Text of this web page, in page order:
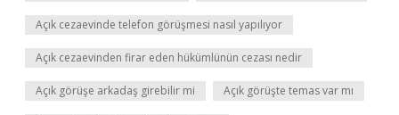
Açık cezaevinde telefon görüşmesi nasıl yapılıyor
Açık cezaevinden firar eden hükümlünün cezası nedir
Açık görüşe arkadaş girebilir mi Açık görüşte temas var mı